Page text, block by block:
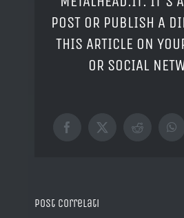
POST OR PUBLISH A
THIS ARTICLE ON
OR SOCIAL
Facebook
X Reddit
Post correlati